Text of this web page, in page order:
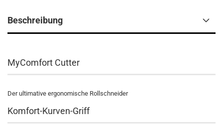
Beschreibung
MyComfort Cutter
Der ultimative ergonomische Rollschneider
Komfort-Kurven-Griff